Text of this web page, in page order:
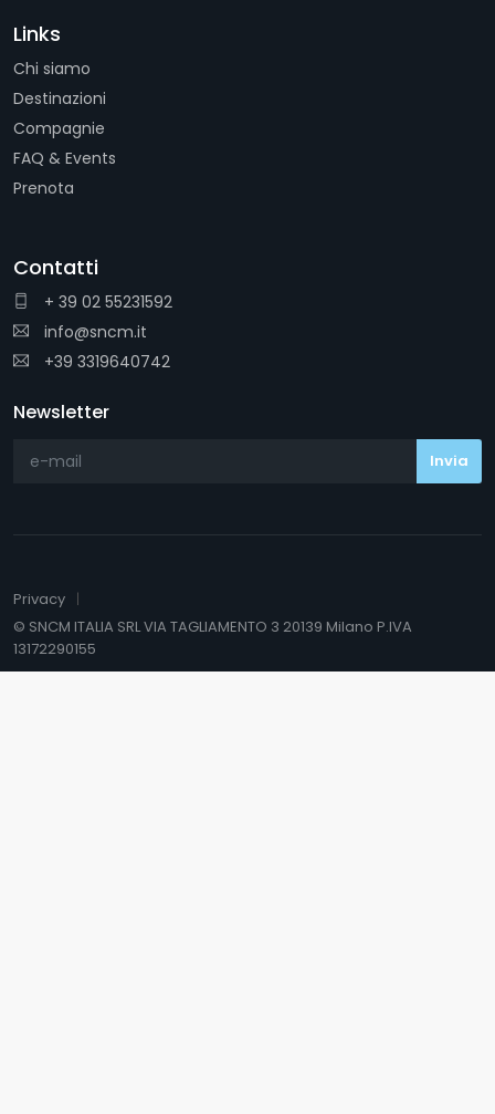
Links
Chi siamo
Destinazioni
Compagnie
FAQ & Events
Prenota
Contatti
+ 39 02 55231592
info@sncm.it
+39 3319640742
Newsletter
Privacy
© SNCM ITALIA SRL VIA TAGLIAMENTO 3 20139 Milano P.IVA
13172290155